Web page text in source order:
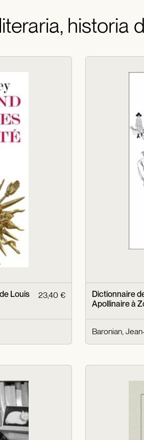
historia
Louis
23,40 €
Dictionnaire
Apollinaire à
Baronian,